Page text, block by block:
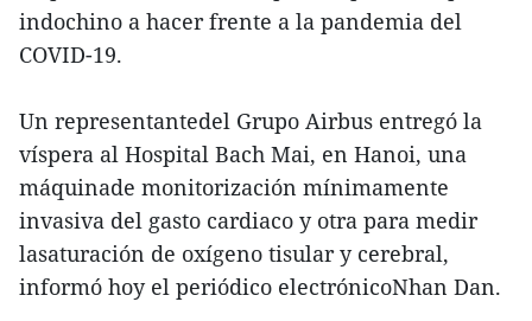
indochino a hacer frente a la pandemia del
COVID-19.
Un representantedel Grupo Airbus entregó la
víspera al Hospital Bach Mai, en Hanoi, una
máquinade monitorización mínimamente
invasiva del gasto cardiaco y otra para medir
lasaturación de oxígeno tisular y cerebral,
informó hoy el periódico electrónicoNhan Dan.